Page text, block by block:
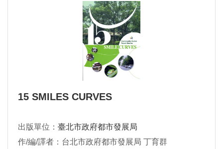
15 SMILES CURVES
出版單位： 臺北市政府都市發展局
作/編/譯者：台北市政府都市發展局 丁育群